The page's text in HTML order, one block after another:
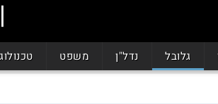
גלובל נדל"ן משפט